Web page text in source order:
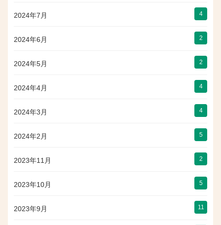
2024年7月 4
2024年6月 2
2024年5月 2
2024年4月 4
2024年3月 4
2024年2月 5
2023年11月 2
2023年10月 5
2023年9月 11